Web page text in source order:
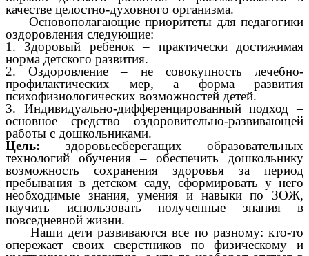
качестве целостно-духовного организма.
Основополагающие приоритеты для педагогики
оздоровления следующие:
1. Здоровый ребенок – практически достижимая
норма детского развития.
2. Оздоровление – не совокупность лечебно-
профилактических мер, а форма развития
психофизиологических возможностей детей.
3. Индивидуально-дифференцированный подход –
основное средство оздоровительно-развивающей
работы с дошкольниками.
Цель:здоровьесберегащих образовательных
технологий обучения – обеспечить дошкольнику
возможность сохранения здоровья за период
пребывания в детском саду, сформировать у него
необходимые знания, умения и навыки по ЗОЖ,
научить использовать полученные знания в
повседневной жизни.
Наши дети развиваются все по разному: кто-то
опережает своих сверстников по физическому и